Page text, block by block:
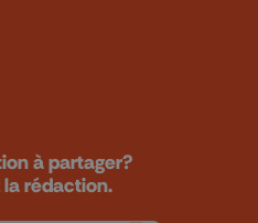
à partager?
rédaction.